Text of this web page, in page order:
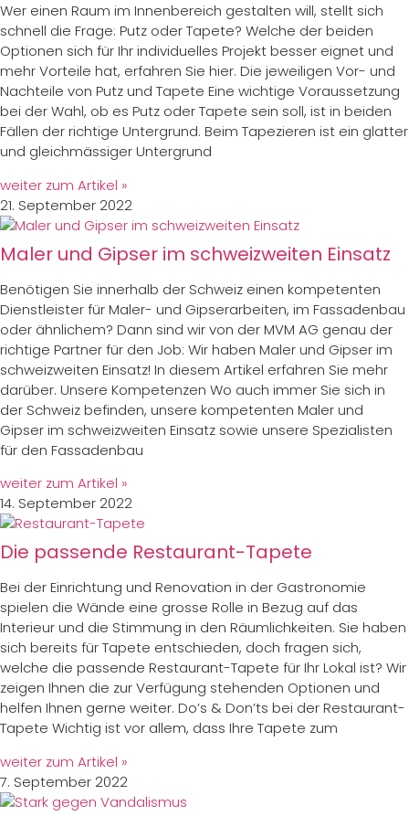
Wer einen Raum im Innenbereich gestalten will, stellt sich
schnell die Frage: Putz oder Tapete? Welche der beiden
Optionen sich für Ihr individuelles Projekt besser eignet und
mehr Vorteile hat, erfahren Sie hier. Die jeweiligen Vor- und
Nachteile von Putz und Tapete Eine wichtige Voraussetzung
bei der Wahl, ob es Putz oder Tapete sein soll, ist in beiden
Fällen der richtige Untergrund. Beim Tapezieren ist ein glatter
und gleichmässiger Untergrund
weiter zum Artikel »
21. September 2022
Maler und Gipser im schweizweiten Einsatz
Benötigen Sie innerhalb der Schweiz einen kompetenten
Dienstleister für Maler- und Gipserarbeiten, im Fassadenbau
oder ähnlichem? Dann sind wir von der MVM AG genau der
richtige Partner für den Job: Wir haben Maler und Gipser im
schweizweiten Einsatz! In diesem Artikel erfahren Sie mehr
darüber. Unsere Kompetenzen Wo auch immer Sie sich in
der Schweiz befinden, unsere kompetenten Maler und
Gipser im schweizweiten Einsatz sowie unsere Spezialisten
für den Fassadenbau
weiter zum Artikel »
14. September 2022
Die passende Restaurant-Tapete
Bei der Einrichtung und Renovation in der Gastronomie
spielen die Wände eine grosse Rolle in Bezug auf das
Interieur und die Stimmung in den Räumlichkeiten. Sie haben
sich bereits für Tapete entschieden, doch fragen sich,
welche die passende Restaurant-Tapete für Ihr Lokal ist? Wir
zeigen Ihnen die zur Verfügung stehenden Optionen und
helfen Ihnen gerne weiter. Do’s & Don’ts bei der Restaurant-
Tapete Wichtig ist vor allem, dass Ihre Tapete zum
weiter zum Artikel »
7. September 2022